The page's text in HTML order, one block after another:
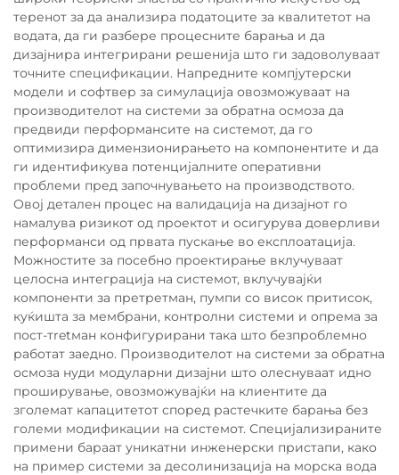
теренот за да анализира податоците за квалитетот на
водата, да ги разбере процесните барања и да
дизајнира интегрирани решенија што ги задоволуваат
точните спецификации. Напредните компјутерски
модели и софтвер за симулација овозможуваат на
производителот на системи за обратна осмоза да
предвиди перформансите на системот, да го
оптимизира димензионирањето на компонентите и да
ги идентификува потенцијалните оперативни
проблеми пред започнувањето на производството.
Овој детален процес на валидација на дизајнот го
намалува ризикот од проектот и осигурува доверливи
перформанси од првата пускање во експлоатација.
Можностите за посебно проектирање вклучуваат
целосна интеграција на системот, вклучувајќи
компоненти за претретман, пумпи со висок притисок,
куќишта за мембрани, контролни системи и опрема за
пост-тretман конфигурирани така што безпроблемно
работат заедно. Производителот на системи за обратна
осмоза нуди модуларни дизајни што олеснуваат идно
проширување, овозможувајќи на клиентите да
зголемат капацитетот според растечките барања без
големи модификации на системот. Специјализираните
примени бараат уникатни инженерски пристапи, како
на пример системи за десолинизација на морска вода